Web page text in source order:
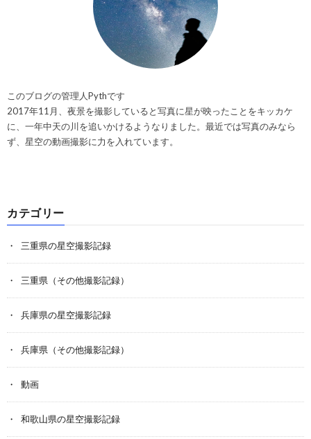
このブログの管理人Pythです
2017年11月、夜景を撮影していると写真に星が映ったことをキッカケ
に、一年中天の川を追いかけるようなりました。最近では写真のみなら
ず、星空の動画撮影に力を入れています。
カテゴリー
三重県の星空撮影記録
三重県（その他撮影記録）
兵庫県の星空撮影記録
兵庫県（その他撮影記録）
動画
和歌山県の星空撮影記録